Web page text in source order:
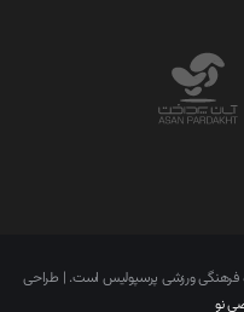
فرهنگی ورزشی پرسپولیس است. | طراحی
نو